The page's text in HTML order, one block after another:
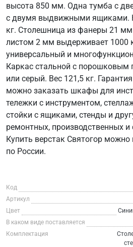
высота 850 мм. Одна тумба с
с двумя выдвижными ящиками.
кг. Столешница из фанеры 21
листом 2 мм выдерживает 1000
универсальный и
Каркас стальной с порошковым
или серый. Вес 121,5 кг.
можно заказать шкафы для
тележки с инструментом,
стойки с ящиками, стенды и
ремонтных, производственных и
Купить верстак Святогор можно
по России.
Код
Артикул
Цвет
В каком виде поставляется
Комплектация